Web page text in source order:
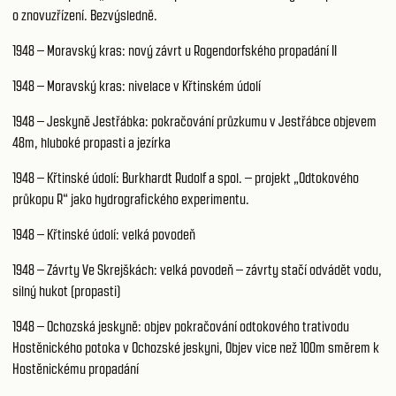
o znovuzřízení. Bezvýsledně.
1948 – Moravský kras: nový závrt u Rogendorfského propadání II
1948 – Moravský kras: nivelace v Křtinském údolí
1948 – Jeskyně Jestřábka: pokračování průzkumu v Jestřábce objevem
48m, hluboké propasti a jezírka
1948 – Křtinské údolí: Burkhardt Rudolf a spol. – projekt „Odtokového
průkopu R“ jako hydrografického experimentu.
1948 – Křtinské údolí: velká povodeň
1948 – Závrty Ve Skrejškách: velká povodeň – závrty stačí odvádět vodu,
silný hukot (propasti)
1948 – Ochozská jeskyně: objev pokračování odtokového trativodu
Hostěnického potoka v Ochozské jeskyni, Objev vice než 100m směrem k
Hostěnickému propadání